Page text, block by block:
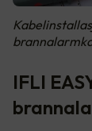
IFLI